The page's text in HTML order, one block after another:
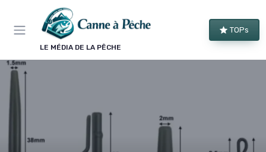
LE MÉDIA DE LA PÊCHE
TOPs
Panneau de gestion des cookies